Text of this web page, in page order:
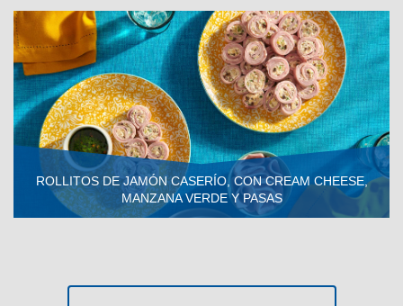
ROLLITOS DE JAMÓN CASERÍO, CON CREAM CHEESE,
MANZANA VERDE Y PASAS